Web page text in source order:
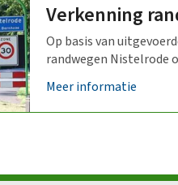
Verkenning
Op basis van
randwegen Nistelrode
Meer informatie